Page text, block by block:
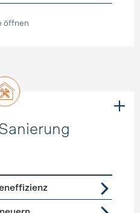
öffnen
Sanierung